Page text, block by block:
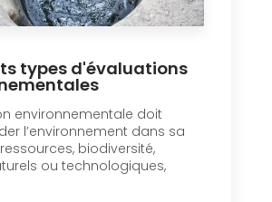
types d'évaluations
environnementale doit
l’environnement dans sa
biodiversité,
ou technologiques,